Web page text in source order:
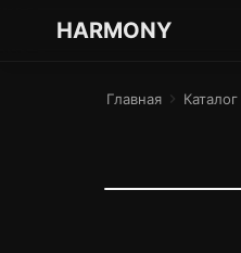
ГАРМОНИЯ ГЛАЗ
HARMONY
Главная chevron_right Каталог